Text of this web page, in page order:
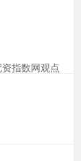
指数网观点